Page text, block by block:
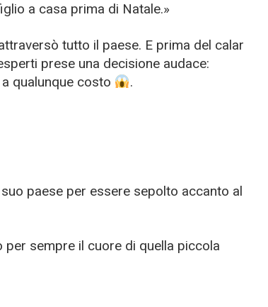
a casa prima di Natale.»
tutto il paese. E prima del calar
prese una decisione audace:
qualunque costo
.
paese per essere sepolto accanto al
sempre il cuore di quella piccola